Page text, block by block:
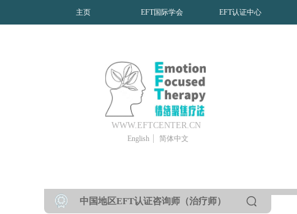
主页 EFT国际学会 EFT认证中心
English 简体中文
WWW.EFTCENTER.CN
中国地区EFT认证咨询师（治疗师）